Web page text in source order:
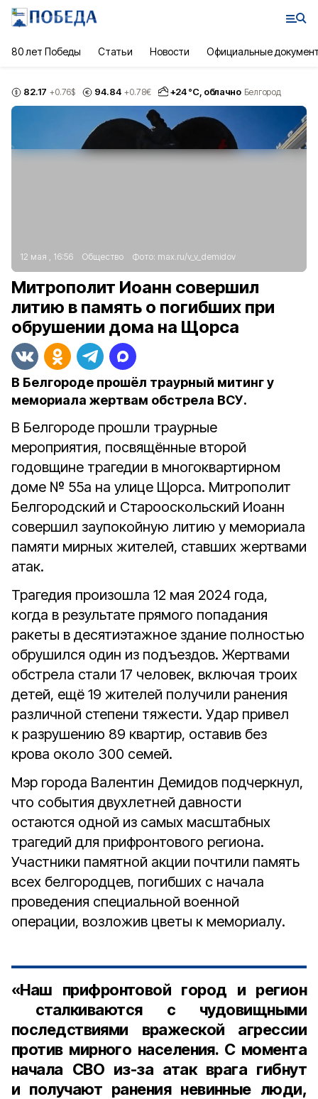
80 лет Победы Статьи Новости Официальные
82.17 +0.76$ 94.84 +0.78€ +24°С, облачно Белгород
12 мая , 16:56 Общество Фото: max.ru/v_v_demidov
Митрополит Иоанн совершил
литию в память о погибших при
обрушении дома на Щорса
В Белгороде прошёл траурный митинг у
мемориала жертвам обстрела ВСУ.
В Белгороде прошли траурные
мероприятия, посвящённые второй
годовщине трагедии в многоквартирном
доме № 55а на улице Щорса. Митрополит
Белгородский и Старооскольский Иоанн
совершил заупокойную литию у мемориала
памяти мирных жителей, ставших жертвами
атак.
Трагедия произошла 12 мая 2024 года,
когда в результате прямого попадания
ракеты в десятиэтажное здание полностью
обрушился один из подъездов. Жертвами
обстрела стали 17 человек, включая троих
детей, ещё 19 жителей получили ранения
различной степени тяжести. Удар привел
к разрушению 89 квартир, оставив без
крова около 300 семей.
Мэр города Валентин Демидов подчеркнул,
что события двухлетней давности
остаются одной из самых масштабных
трагедий для прифронтового региона.
Участники памятной акции почтили память
всех белгородцев, погибших с начала
проведения специальной военной
операции, возложив цветы к мемориалу.
«Наш прифронтовой город и регион
сталкиваются с чудовищными
последствиями вражеской агрессии
против мирного населения. С момента
начала СВО из-за атак врага гибнут
и получают ранения невинные люди,